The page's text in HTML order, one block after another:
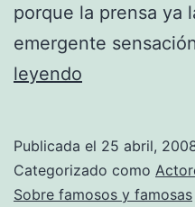
porque la prensa ya
emergente
leyendo
latina
viene
Publicada el 25 abril,
Categorizado como
Sobre famosos y famosas